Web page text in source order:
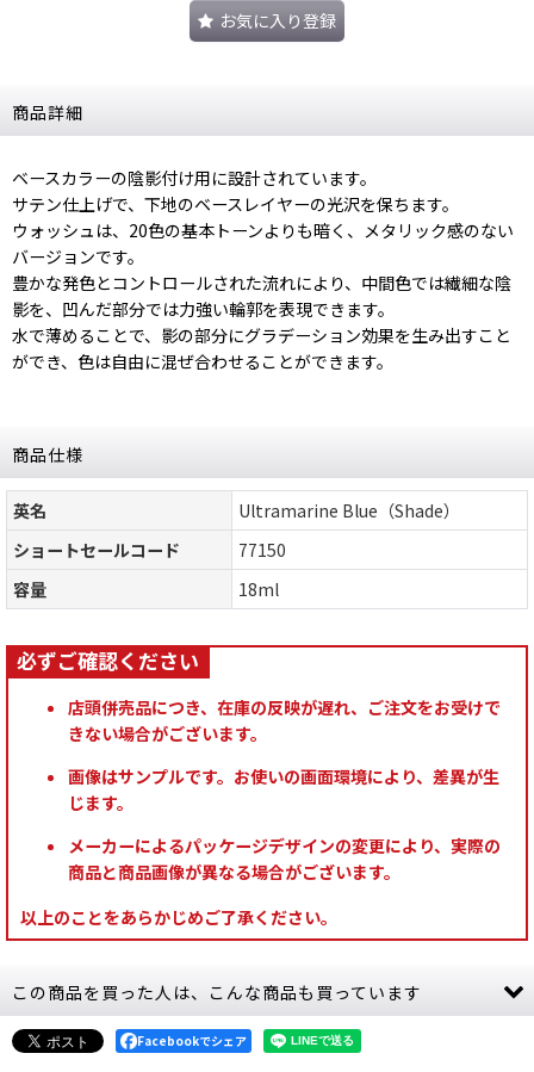
お気に入り登録
商品詳細
ベースカラーの陰影付け用に設計されています。
サテン仕上げで、下地のベースレイヤーの光沢を保ちます。
ウォッシュは、20色の基本トーンよりも暗く、メタリック感のない
バージョンです。
豊かな発色とコントロールされた流れにより、中間色では繊細な陰
影を、凹んだ部分では力強い輪郭を表現できます。
水で薄めることで、影の部分にグラデーション効果を生み出すこと
ができ、色は自由に混ぜ合わせることができます。
商品仕様
英名
Ultramarine Blue（Shade）
ショートセールコード
77150
容量
18ml
店頭併売品につき、在庫の反映が遅れ、ご注文をお受けで
きない場合がございます。
画像はサンプルです。お使いの画面環境により、差異が生
じます。
メーカーによるパッケージデザインの変更により、実際の
商品と商品画像が異なる場合がございます。
以上のことをあらかじめご了承ください。
この商品を買った人は、こんな商品も買っています
Facebookでシェア